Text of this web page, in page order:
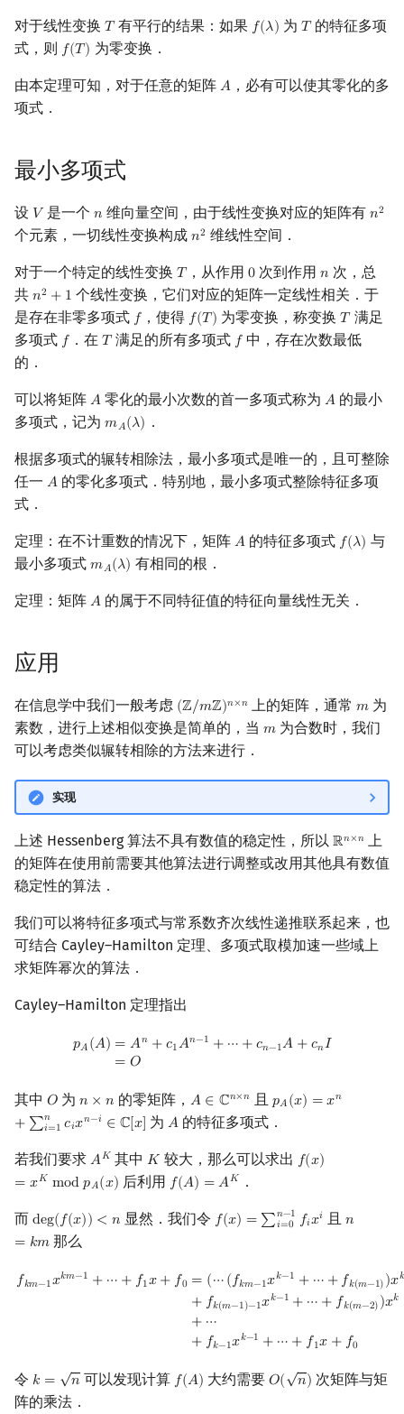
对于线性变换 𝑇
T 有平行的结果：如果 𝑓(𝜆)
f(λ) 为 𝑇
T 的特征多项
式，则 𝑓(𝑇 )
f(T) 为零变换．
由本定理可知，对于任意的矩阵 𝐴
A ，必有可以使其零化的多
项式．
最小多项式
设 𝑉
V 是一个𝑛
n 维向量空间，由于线性变换对应的矩阵有 𝑛2
n2
个元素，一切线性变换构成 𝑛2
n2 维线性空间．
对于一个特定的线性变换 𝑇
T ，从作用0
0 次到作用𝑛
n 次，总
共 𝑛2 + 1
n2 +1
个线性变换，它们对应的矩阵一定线性相关．于
是存在非零多项式 𝑓
f ，使得 𝑓(𝑇 )
f(T) 为零变换，称变换𝑇
T 满足
多项式 𝑓
f ．在 𝑇
T 满足的所有多项式 𝑓
f 中，存在次数最低
的．
可以将矩阵 𝐴
A 零化的最小次数的首一多项式称为 𝐴
A 的最小
多项式，记为 𝑚𝐴(𝜆)
mA(λ) ．
根据多项式的辗转相除法，最小多项式是唯一的，且可整除
任一 𝐴
A 的零化多项式．特别地，最小多项式整除特征多项
式．
定理：在不计重数的情况下，矩阵 𝐴
A 的特征多项式 𝑓(𝜆)
f(λ)
与
最小多项式 𝑚𝐴(𝜆)
mA(λ) 有相同的根．
定理：矩阵 𝐴
A 的属于不同特征值的特征向量线性无关．
应用
在信息学中我们一般考虑 (ℤ/𝑚ℤ)𝑛×𝑛
(Z/mZ)n×n 上的矩阵，通常𝑚
m 为
素数，进行上述相似变换是简单的，当 𝑚
m 为合数时，我们
可以考虑类似辗转相除的方法来进行．
实现
上述 Hessenberg 算法不具有数值的稳定性，所以 ℝ𝑛×𝑛
Rn×n 上
的矩阵在使用前需要其他算法进行调整或改用其他具有数值
稳定性的算法．
我们可以将特征多项式与常系数齐次线性递推联系起来，也
可结合 Cayley–Hamilton 定理、多项式取模加速一些域上
求矩阵幂次的算法．
Cayley–Hamilton 定理指出
𝑝𝐴(𝐴) = 𝐴𝑛 +𝑐1𝐴𝑛−1 + ⋯ +𝑐𝑛−1𝐴 +𝑐𝑛𝐼
= 𝑂
pA A) =An +c 1An−1+ ⋯+cn−1A+ cnI =O
其中 𝑂
O 为𝑛 × 𝑛
n ×n 的零矩阵， 𝐴 ∈ ℂ𝑛×𝑛
A∈C n×n 且 𝑝𝐴(𝑥) = 𝑥𝑛
+ ∑𝑛
𝑖=1 𝑐𝑖𝑥𝑛−𝑖 ∈ ℂ[𝑥]
pA(x)= xn+∑i
为𝐴
A 的特征多项式．
若我们要求 𝐴𝐾
AK 其中𝐾
K 较大，那么可以求出 𝑓(𝑥)
= 𝑥𝐾 mod𝑝𝐴(𝑥)
f(x)=
后利用 𝑓(𝐴) = 𝐴𝐾
f(A)=AK ．
而 deg(𝑓(𝑥)) < 𝑛
deg(f(x))< n 显然．我们令 𝑓(𝑥) = ∑𝑛−1
𝑖=0 𝑓𝑖𝑥𝑖
f(x)= ∑i= 0n−1f xi 且 𝑛
= 𝑘𝑚
n=
那么
𝑓𝑘𝑚−1𝑥𝑘𝑚−1 + ⋯ + 𝑓1𝑥+ 𝑓0 = (⋯(𝑓𝑘𝑚−1𝑥𝑘−1 + ⋯ +𝑓𝑘(𝑚−1))𝑥𝑘
+ 𝑓𝑘(𝑚−1)−1𝑥𝑘−1 + ⋯ + 𝑓𝑘(𝑚−2))𝑥𝑘
+ ⋯
+ 𝑓𝑘−1𝑥𝑘−1 + ⋯ + 𝑓1𝑥 + 𝑓0
km 1xkm−1 +⋯+ f1x +f0 =(⋯( km−1 xk−1+ ⋯+fk( m−1) )xk +fk( m−1)−
令 𝑘 =
√
𝑛
k =n 可以发现计算 𝑓(𝐴)
f(A) 大约需要𝑂(
√
𝑛)
O(n)
次矩阵与矩
阵的乘法．